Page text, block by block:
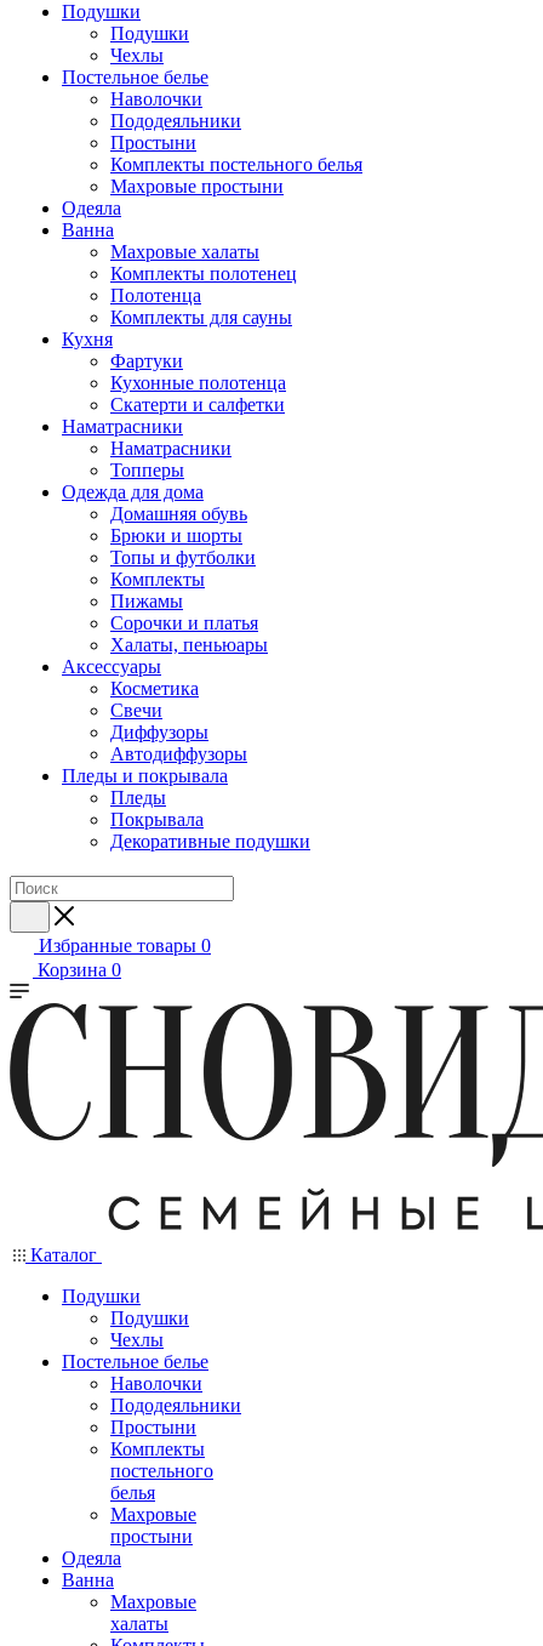
Подушки
Подушки
Чехлы
Постельное белье
Наволочки
Пододеяльники
Простыни
Комплекты постельного белья
Махровые простыни
Одеяла
Ванна
Махровые халаты
Комплекты полотенец
Полотенца
Комплекты для сауны
Кухня
Фартуки
Кухонные полотенца
Скатерти и салфетки
Наматрасники
Наматрасники
Топперы
Одежда для дома
Домашняя обувь
Брюки и шорты
Топы и футболки
Комплекты
Пижамы
Сорочки и платья
Халаты, пеньюары
Аксессуары
Косметика
Свечи
Диффузоры
Автодиффузоры
Пледы и покрывала
Пледы
Покрывала
Декоративные подушки
Избранные товары 0
Корзина 0
Каталог
Подушки
Подушки
Чехлы
Постельное белье
Наволочки
Пододеяльники
Простыни
Комплекты
постельного
белья
Махровые
простыни
Одеяла
Ванна
Махровые
халаты